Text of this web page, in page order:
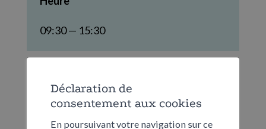
09:30 — 15:30
Aucun
Déclaration de
consentement aux cookies
En poursuivant votre navigation sur ce